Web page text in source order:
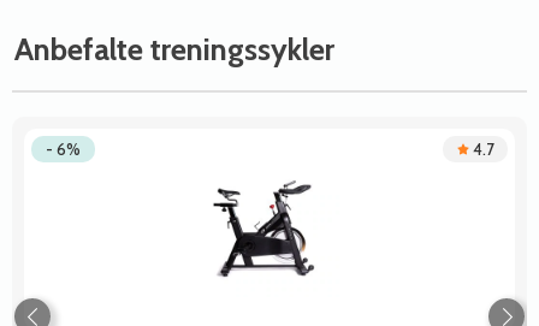
Anbefalte treningssykler
- 6% 4.7